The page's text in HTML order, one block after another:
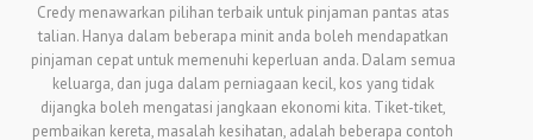
Credy menawarkan pilihan terbaik untuk pinjaman pantas atas
talian. Hanya dalam beberapa minit anda boleh mendapatkan
pinjaman cepat untuk memenuhi keperluan anda. Dalam semua
keluarga, dan juga dalam perniagaan kecil, kos yang tidak
dijangka boleh mengatasi jangkaan ekonomi kita. Tiket-tiket,
pembaikan kereta, masalah kesihatan, adalah beberapa contoh